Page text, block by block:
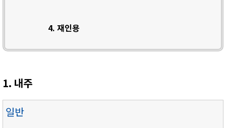
4. 재인용
1. 내주
일반